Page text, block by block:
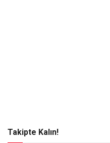
Takipte Kalın!